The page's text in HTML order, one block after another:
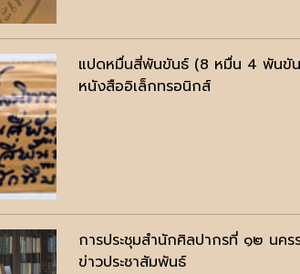
แปดหมื่นสี่พันขันธ์ (8 หมื่น 4 พันขั
หนังสืออิเล็กทรอนิกส์
การประชุมสำนักศิลปากรที่ ๑๒ นค
ข่าวประชาสัมพันธ์